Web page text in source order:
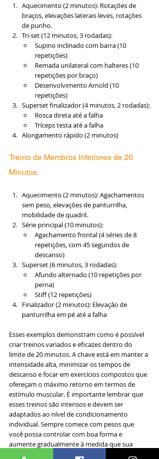
Aquecimento (2 minutos): Rotações de
braços, elevações laterais leves, rotações
de punho.
Tri-set (12 minutos, 3 rodadas):
Supino inclinado com barra (10
repetições)
Remada unilateral com halteres (10
repetições por braço)
Desenvolvimento Arnold (10
repetições)
Superset finalizador (4 minutos, 2 rodadas):
Rosca direta até a falha
Tríceps testa até a falha
Alongamento rápido (2 minutos)
Treino de Membros Inferiores de 20
Minutos:
Aquecimento (2 minutos): Agachamentos
sem peso, elevações de panturrilha,
mobilidade de quadril.
Série principal (10 minutos):
Agachamento frontal (4 séries de 8
repetições, com 45 segundos de
descanso)
Superset (6 minutos, 3 rodadas):
Afundo alternado (10 repetições por
perna)
Stiff (12 repetições)
Finalizador (2 minutos): Elevação de
panturrilha em pé até a falha
Esses exemplos demonstram como é possível
criar treinos variados e eficazes dentro do
limite de 20 minutos. A chave está em manter a
intensidade alta, minimizar os tempos de
descanso e focar em exercícios compostos que
ofereçam o máximo retorno em termos de
estímulo muscular. É importante lembrar que
esses treinos são intensos e devem ser
adaptados ao nível de condicionamento
individual. Sempre comece com pesos que
você possa controlar com boa forma e
aumente gradualmente à medida que sua
força e resistência melhoram.